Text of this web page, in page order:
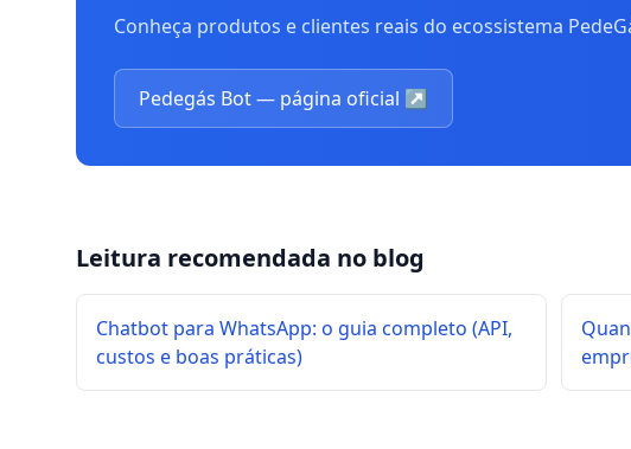
Conheça produtos e clientes reais do ecossistema
Pedegás Bot — página oficial ↗
Leitura recomendada no blog
Chatbot para WhatsApp: o guia completo (API,
custos e boas práticas)